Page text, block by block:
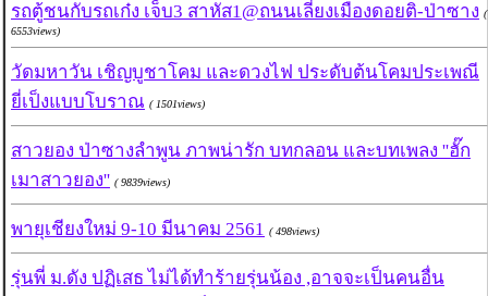
รถตู้ชนกับรถเก๋ง เจ็บ3 สาหัส1@ถนนเลี่ยงเมืองดอยติ-ป่าซาง (
6553views)
วัดมหาวัน เชิญบูชาโคม และดวงไฟ ประดับต้นโคมประเพณี
ยี่เป็งแบบโบราณ ( 1501views)
สาวยอง ป่าซางลำพูน ภาพน่ารัก บทกลอน และบทเพลง ''ฮั๊ก
เมาสาวยอง'' ( 9839views)
พายุเชียงใหม่ 9-10 มีนาคม 2561 ( 498views)
รุ่นพี่ ม.ดัง ปฏิเสธ ไม่ได้ทำร้ายรุ่นน้อง ,อาจจะเป็นคนอื่น